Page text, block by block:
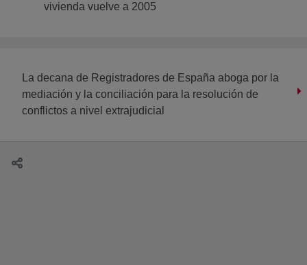
vivienda vuelve a 2005
La decana de Registradores de España aboga por la
mediación y la conciliación para la resolución de
conflictos a nivel extrajudicial